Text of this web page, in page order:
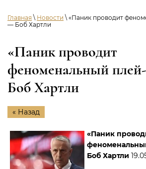
Главная \ Новости \ «Паник проводит
— Боб Хартли
«Паник проводит
феноменальный
Боб Хартли
« Назад
«Паник
Боб Хартли